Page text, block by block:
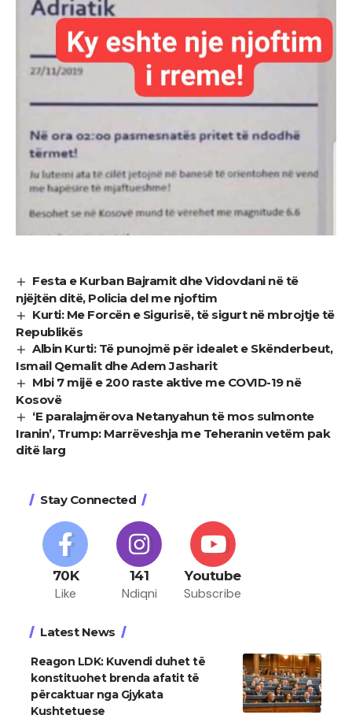
Festa e Kurban Bajramit dhe Vidovdani në të
njëjtën ditë, Policia del me njoftim
Kurti: Me Forcën e Sigurisë, të sigurt në mbrojtje të
Republikës
Albin Kurti: Të punojmë për idealet e Skënderbeut,
Ismail Qemalit dhe Adem Jasharit
Mbi 7 mijë e 200 raste aktive me COVID-19 në
Kosovë
‘E paralajmërova Netanyahun të mos sulmonte
Iranin’, Trump: Marrëveshja me Teheranin vetëm pak
ditë larg
Stay Connected
70K
Like
141
Ndiqni
Youtube
Subscribe
Latest News
Reagon LDK: Kuvendi duhet të
konstituohet brenda afatit të
përcaktuar nga Gjykata
Kushtetuese